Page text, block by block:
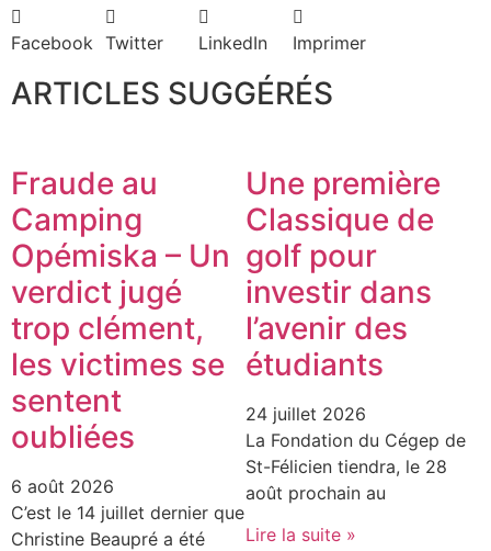
Facebook Twitter LinkedIn Imprimer
ARTICLES SUGGÉRÉS
Fraude au
Camping
Opémiska – Un
verdict jugé
trop clément,
les victimes se
sentent
oubliées
6 août 2026
C’est le 14 juillet dernier que
Christine Beaupré a été
Une première
Classique de
golf pour
investir dans
l’avenir des
étudiants
24 juillet 2026
La Fondation du Cégep de
St-Félicien tiendra, le 28
août prochain au
Lire la suite »